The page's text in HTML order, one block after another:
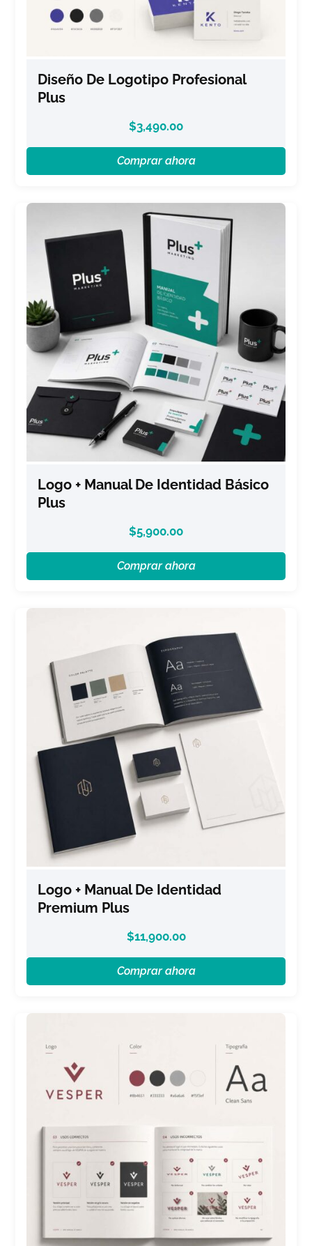
Diseño De Logotipo Profesional
Plus
$3,490.00
Comprar ahora
Logo + Manual De Identidad Básico
Plus
$5,900.00
Comprar ahora
Logo + Manual De Identidad
Premium Plus
$11,900.00
Comprar ahora